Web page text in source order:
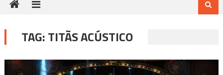
TAG:TITÃS ACÚSTICO